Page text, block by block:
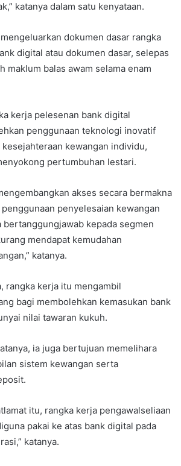
katanya dalam satu kenyataan.
dokumen dasar rangka
digital atau dokumen dasar, selepas
maklum balas awam selama enam
kerja pelesenan bank digital
penggunaan teknologi inovatif
kewangan individu,
pertumbuhan lestari.
akses secara bermakna
penyelesaian kewangan
bertanggungjawab kepada segmen
mendapat kemudahan
katanya.
rangka kerja itu mengambil
bagi membolehkan kemasukan bank
nilai tawaran kukuh.
ia juga bertujuan memelihara
sistem kewangan serta
itu, rangka kerja pengawalseliaan
pakai ke atas bank digital pada
katanya.